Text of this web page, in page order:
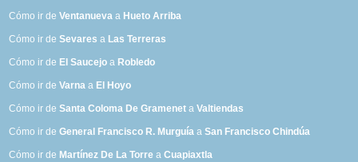
Cómo ir deVentanueva a Hueto Arriba
Cómo ir deSevares a Las Terreras
Cómo ir de El Saucejo a Robledo
Cómo ir deVarna a El Hoyo
Cómo ir deSanta Coloma De Gramenet aValtiendas
Cómo ir deGeneral Francisco R. Murguía aSan Francisco Chindúa
Cómo ir de Martínez De La Torre aCuapiaxtla